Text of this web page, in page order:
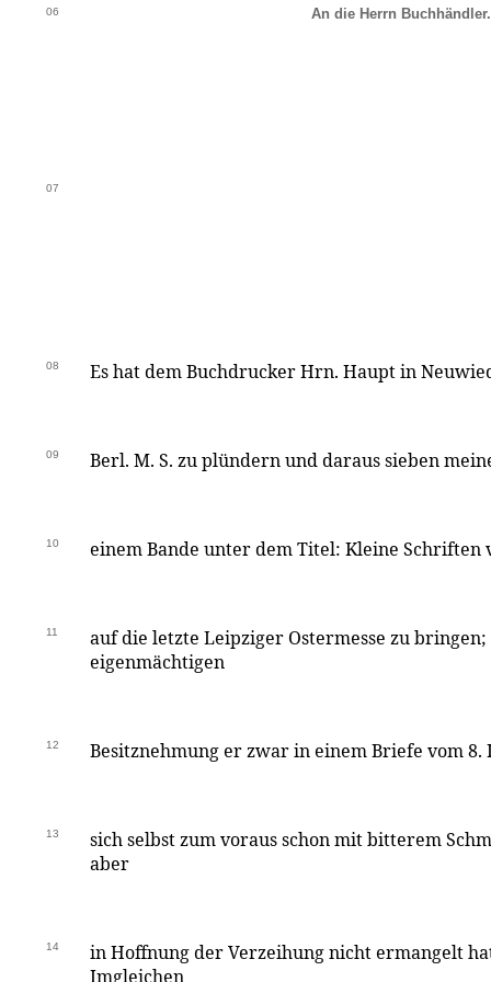
06 An die Herrn Buchhändler.
07
08 Es hat dem Buchdrucker Hrn. Haupt in
09 Berl. M. S. zu plündern und daraus sieben
10 einem Bande unter dem Titel: Kleine Schriften
11
auf die letzte Leipziger Ostermesse zu
eigenmächtigen
12 Besitznehmung er zwar in einem Briefe vom 8.
13
sich selbst zum voraus schon mit bitterem
aber
14
in Hoffnung der Verzeihung nicht ermangelt
Imgleichen